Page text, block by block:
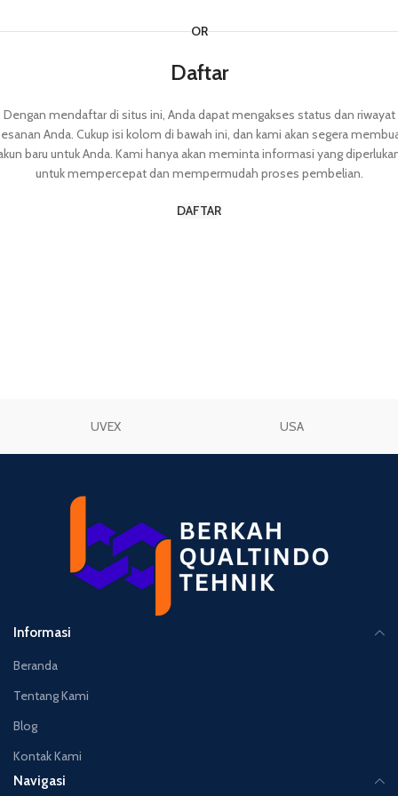
OR
Daftar
Dengan mendaftar di situs ini, Anda dapat mengakses status dan riwayat
Anda. Cukup isi kolom di bawah ini, dan kami akan segera
baru untuk Anda. Kami hanya akan meminta informasi yang
untuk mempercepat dan mempermudah proses pembelian.
DAFTAR
UVEX USA
Informasi
Beranda
Tentang Kami
Blog
Kontak Kami
Navigasi